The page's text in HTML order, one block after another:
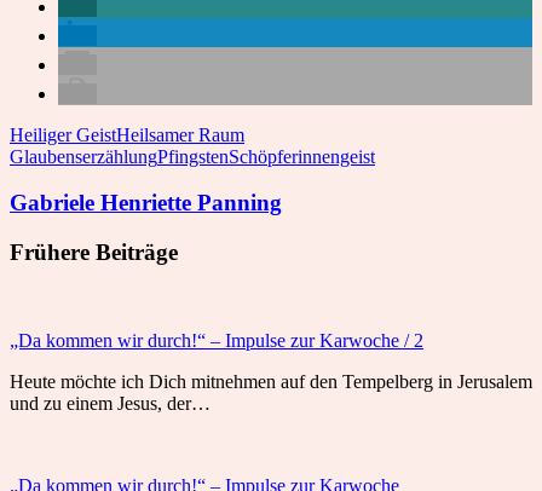
Heiliger GeistHeilsamer Raum
GlaubenserzählungPfingstenSchöpferinnengeist
Gabriele Henriette Panning
Frühere Beiträge
„Da kommen wir durch!“ – Impulse zur Karwoche / 2
Heute möchte ich Dich mitnehmen auf den Tempelberg in Jerusalem
und zu einem Jesus, der…
„Da kommen wir durch!“ – Impulse zur Karwoche